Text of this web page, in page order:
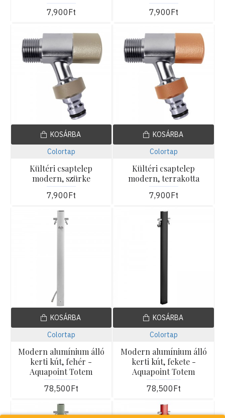
7,900Ft 7,900Ft
Colortap
Kültéri csaptelep
modern, szürke
7,900Ft
KOSÁRBA
Colortap
Kültéri csaptelep
modern, terrakotta
7,900Ft
KOSÁRBA
Colortap
Modern alumínium álló
kerti kút, fehér -
Aquapoint Totem
78,500Ft
KOSÁRBA
Colortap
Modern alumínium álló
kerti kút, fekete -
Aquapoint Totem
78,500Ft
KOSÁRBA